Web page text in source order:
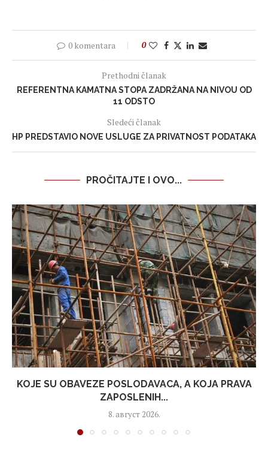
0 komentara 0
Prethodni članak
REFERENTNA KAMATNA STOPA ZADRŽANA NA NIVOU OD
11 ODSTO
Sledeći članak
HP PREDSTAVIO NOVE USLUGE ZA PRIVATNOST PODATAKA
PROČITAJTE I OVO...
KOJE SU OBAVEZE POSLODAVACA, A KOJA PRAVA
ZAPOSLENIH...
8. август 2026.